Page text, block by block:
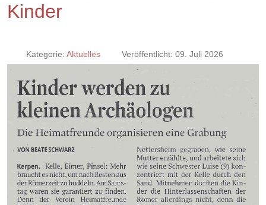
Kinder
Kategorie: Aktuelles Veröffentlicht: 09. Juli 2026